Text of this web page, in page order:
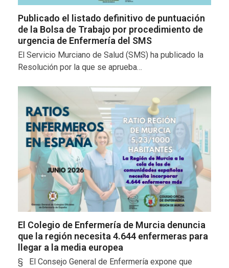
Publicado el listado definitivo de puntuación
de la Bolsa de Trabajo por procedimiento de
urgencia de Enfermería del SMS
El Servicio Murciano de Salud (SMS) ha publicado la
Resolución por la que se aprueba…
El Colegio de Enfermería de Murcia denuncia
que la región necesita 4.644 enfermeras para
llegar a la media europea
§ El Consejo General de Enfermería expone que